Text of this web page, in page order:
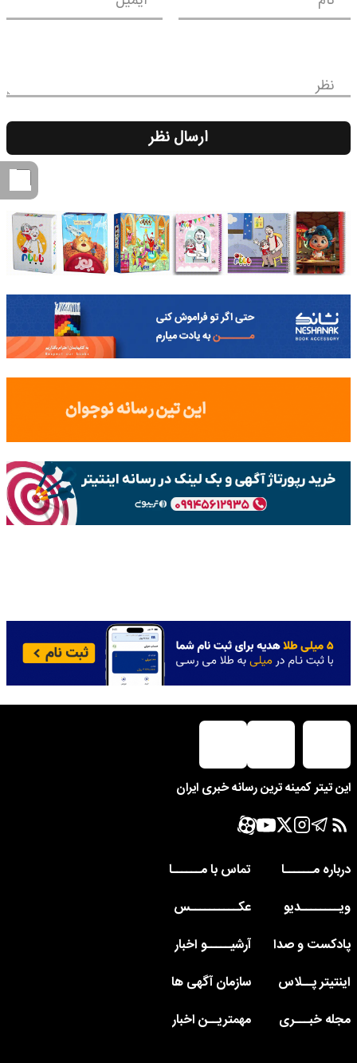
نظر
ارسال نظر
این تیتر کمینه ترین رسانه خبری ایران
درباره مــــــا
تماس با مــــــا
ویــــــــدیو
عکــــــــــس
پادکست و صدا
آرشیـــــو اخبار
اینتیتر پــلاس
سازمان آگهی ها
مجله خبـــری
مهمتریــن اخبار